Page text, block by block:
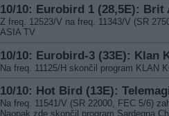
10/10: Eurobird 1 (28,5E): Brit
Z freq. 12523/V na freq. 11343/V (SR
ASIA TV
10/10: Eurobird-3 (33E): Klan
Na freq. 11125/H skončil program KLAN
10/10: Hot Bird (13E):
Na freq. 11541/V (SR 22000, FEC 5/6)
Naopak zde skončil program Sardegna